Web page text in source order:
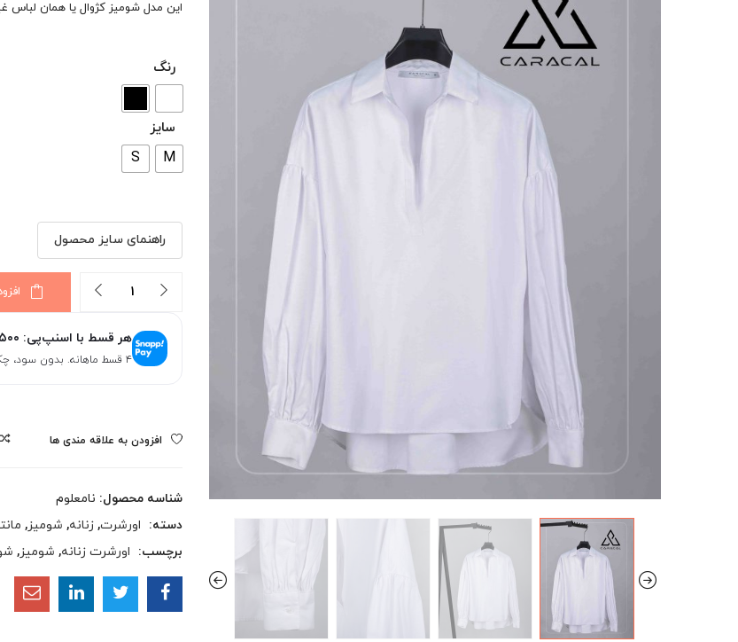
این مدل شومیز کژوال یا همان لباس
رنگ
سایز
M
S
راهنمای سایز محصول
هر قسط با اسنپ‌پی:
۴ قسط ماهانه. بدون سود، چک و ضامن.
افزودن به علاقه مندی ها
شناسه محصول: نامعلوم
دسته: اورشرت, زنانه, شومیز,
برچسب: اورشرت زنانه, شومیز,